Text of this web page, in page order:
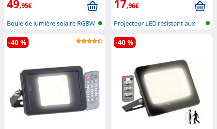
49,95€
Boule de lumière solaire RGBW
avec...
17,96€
Projecteur LED résistant aux
intemp...
-40 % -40 %